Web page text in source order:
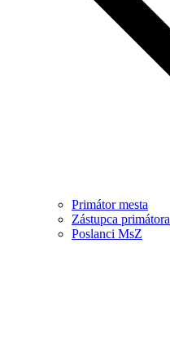
Primátor mesta
Zástupca primátora
Poslanci MsZ